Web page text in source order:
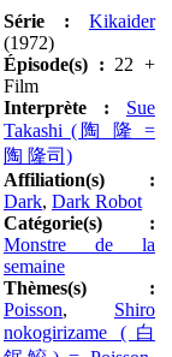
Série :
Kikaider
(1972)
Épisode(s) : 22 +
Film
Interprète :
Sue
Takashi (陶 隆 =
陶 隆司)
Affiliation(s) :
Dark, Dark Robot
Catégorie(s) :
Monstre de la
semaine
Thèmes(s) :
Poisson, Shiro
nokogirizame (白